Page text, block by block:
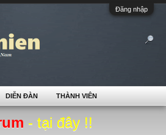
Đăng nhập
- tại đây !!
DIỄN ĐÀN THÀNH VIÊN